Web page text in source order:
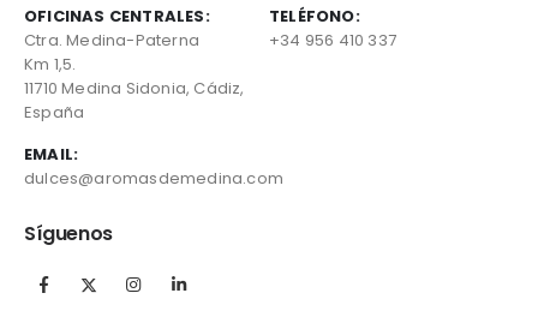
OFICINAS CENTRALES:
Ctra. Medina-Paterna
Km 1,5.
11710 Medina Sidonia, Cádiz,
España
TELÉFONO:
+34 956 410 337
EMAIL:
dulces@aromasdemedina.com
Síguenos